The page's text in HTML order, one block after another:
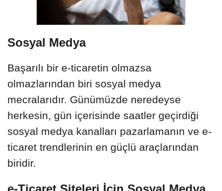
Sosyal Medya
Başarılı bir e-ticaretin olmazsa
olmazlarından biri sosyal medya
mecralarıdır. Günümüzde neredeyse
herkesin, gün içerisinde saatler geçirdiği
sosyal medya kanalları pazarlamanın ve e-
ticaret trendlerinin en güçlü araçlarından
biridir.